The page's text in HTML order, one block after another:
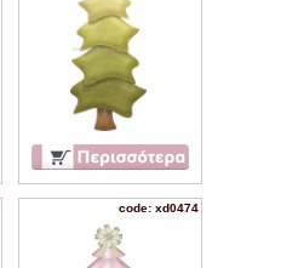
code: xd0474